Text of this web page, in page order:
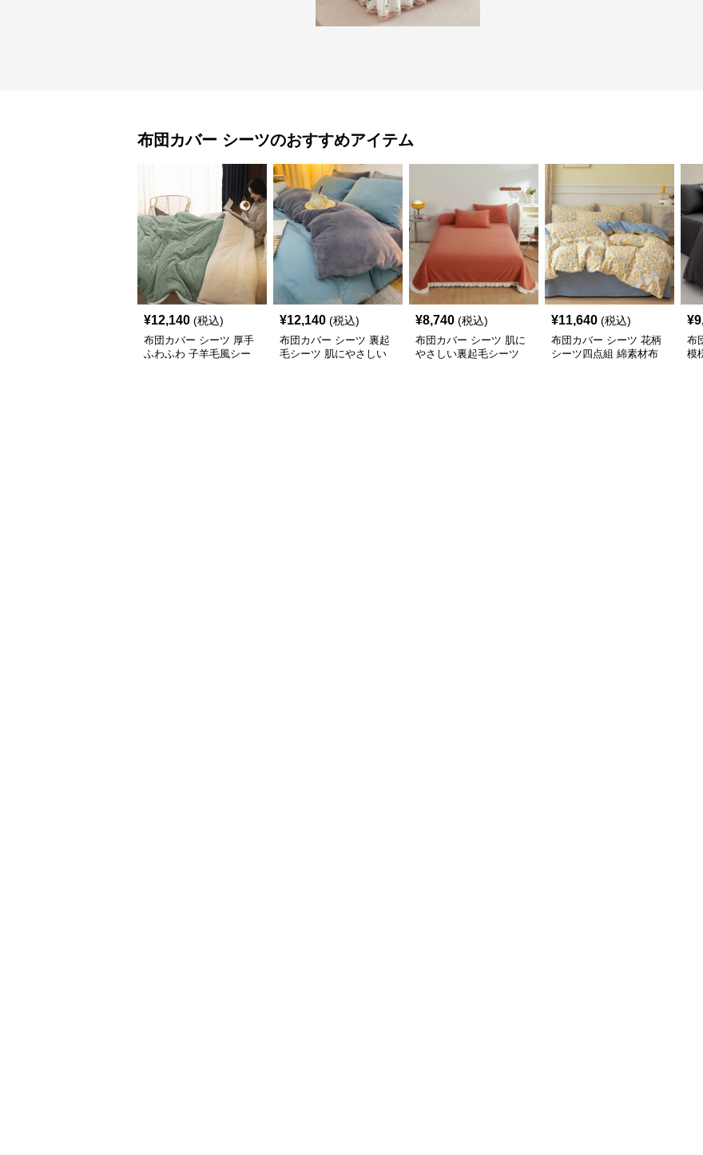
布団カバー シーツのおすすめアイテム
¥12,140 (税込)
布団カバー シーツ 厚手
ふわふわ 子羊毛風シー
¥12,140 (税込)
布団カバー シーツ 裏起
毛シーツ 肌にやさしい
¥8,740 (税込)
布団カバー シーツ 肌に
やさしい裏起毛シーツ
¥11,640 (税込)
布団カバー シーツ 花柄
シーツ四点組 綿素材布
¥
布
模